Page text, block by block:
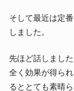
そして最近は定
しました。
先ほど話しまし
全く効果が得ら
るととても素晴